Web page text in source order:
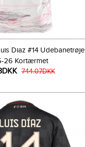
Diaz #14 Udebanetrøje
26 Kortærmet
744.07DKK